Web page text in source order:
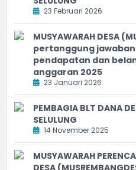
23 Februari 2026
MUSYAWARAH DESA
pertanggung
pendapatan dan
anggaran 2025
23 Januari 2026
PEMBAGIA BLT DANA
SELULUNG
14 November 2025
MUSYAWARAH
DESA